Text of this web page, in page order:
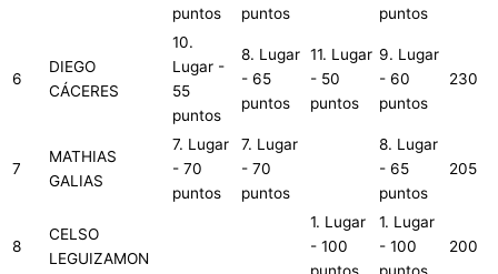
puntos
puntos
puntos
6
DIEGO
CÁCERES
10.
Lugar -
55
puntos
8. Lugar
- 65
puntos
11. Lugar
- 50
puntos
9. Lugar
- 60
puntos
230
7
MATHIAS
GALIAS
7. Lugar
- 70
puntos
7. Lugar
- 70
puntos
8. Lugar
- 65
puntos
205
8
CELSO
LEGUIZAMON
1. Lugar
- 100
1. Lugar
- 100
200